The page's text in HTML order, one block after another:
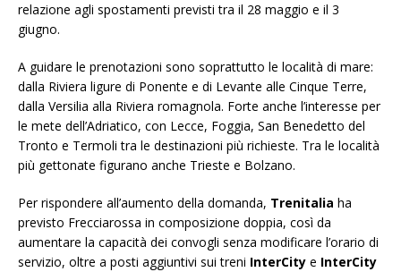
relazione agli spostamenti previsti tra il 28 maggio e il 3
giugno.
A guidare le prenotazioni sono soprattutto le località di mare:
dalla Riviera ligure di Ponente e di Levante alle Cinque Terre,
dalla Versilia alla Riviera romagnola. Forte anche l’interesse per
le mete dell’Adriatico, con Lecce, Foggia, San Benedetto del
Tronto e Termoli tra le destinazioni più richieste. Tra le località
più gettonate figurano anche Trieste e Bolzano.
Per rispondere all’aumento della domanda, Trenitalia ha
previsto Frecciarossa in composizione doppia, così da
aumentare la capacità dei convogli senza modificare l’orario di
servizio, oltre a posti aggiuntivi sui treni InterCity e InterCity